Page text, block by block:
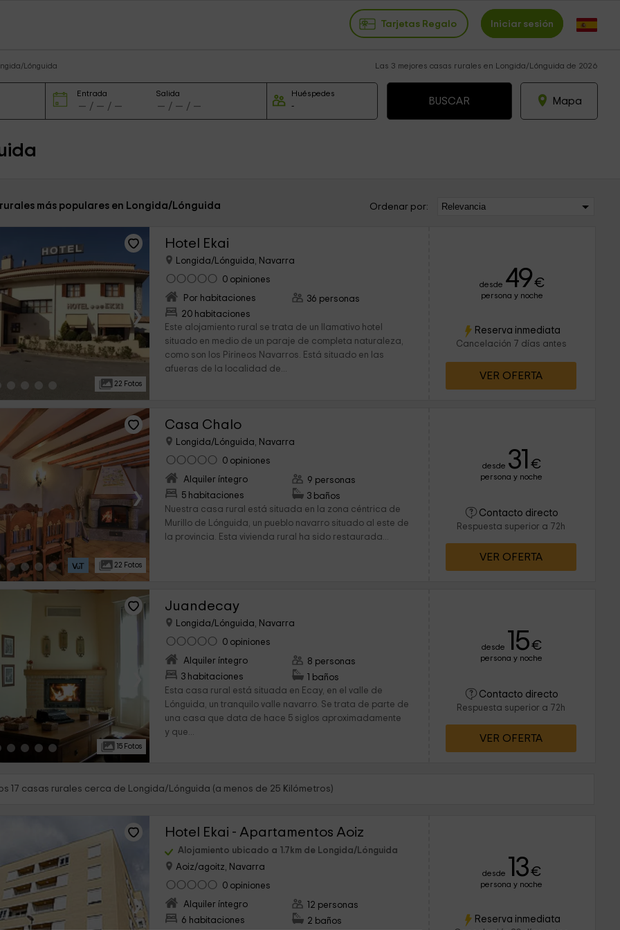
Tarjetas Regalo Iniciar sesión
Lónguida Las 3 mejores casas rurales en Longida/Lónguida de 2026
Entrada Salida Huéspedes
Mapa
más populares en Longida/Lónguida Ordenar por:
›
22 Fotos
Hotel Ekai
Longida/Lónguida, Navarra
0 opiniones
Por habitaciones
20 habitaciones
36 personas
Este alojamiento rural se trata de un llamativo hotel
situado en medio de un paraje de completa naturaleza,
como son los Pirineos Navarros. Está situado en las
afueras de la localidad de...
desde 49€
persona y noche
Reserva inmediata
Cancelación 7 días antes
VER OFERTA
›
22 Fotos
Casa Chalo
Longida/Lónguida, Navarra
0 opiniones
Alquiler íntegro
5 habitaciones
9 personas
3 baños
Nuestra casa rural está situada en la zona céntrica de
Murillo de Lónguida, un pueblo navarro situado al este de
la provincia. Esta vivienda rural ha sido restaurada...
desde 31 €
persona y noche
Contacto directo
Respuesta superior a 72h
VER OFERTA
15 Fotos
Juandecay
Longida/Lónguida, Navarra
0 opiniones
Alquiler íntegro
3 habitaciones
8 personas
1 baños
Esta casa rural está situada en Ecay, en el valle de
Lónguida, un tranquilo valle navarro. Se trata de parte de
una casa que data de hace 5 siglos aproximadamente
y que...
desde 15€
persona y noche
Contacto directo
Respuesta superior a 72h
VER OFERTA
17 casas rurales cerca de Longida/Lónguida (a menos de 25 Kilómetros)
›
Hotel Ekai - Apartamentos Aoiz
Alojamiento ubicado a 1.7km de Longida/Lónguida
Aoiz/agoitz, Navarra
0 opiniones
Alquiler íntegro
6 habitaciones
12 personas
2 baños
desde 13€
persona y noche
Reserva inmediata